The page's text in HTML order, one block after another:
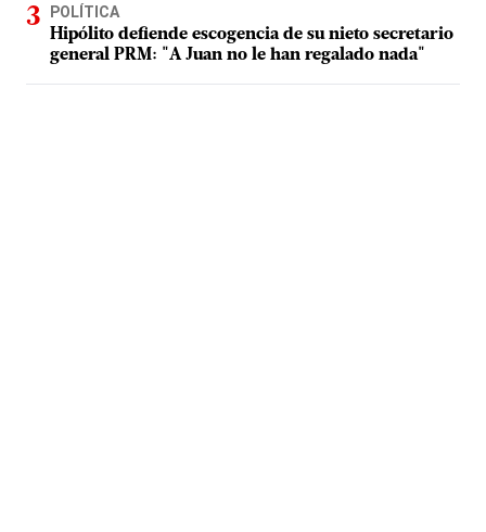
POLÍTICA
Hipólito defiende escogencia de su nieto secretario
general PRM: "A Juan no le han regalado nada"